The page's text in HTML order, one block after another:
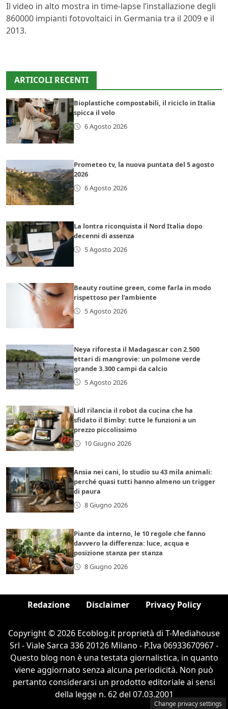
Il video in alto mostra in time-lapse l’installazione degli
860000 impianti fotovoltaici in Germania tra il 2009 e il
2013.
ARTICOLI RECENTI
Bioplastiche compostabili, il riciclo in Italia
spicca il volo
6 Agosto 2026
Prometeo tv, la nuova puntata del 5 agosto
2026
6 Agosto 2026
La lontra riconquista il Nord Italia dopo
decenni di assenza
5 Agosto 2026
Beauty routine green, come farla in modo
rispettoso per l’ambiente
5 Agosto 2026
Neya riforesta il Madagascar con 2.500
ettari di mangrovie: un polmone verde
grande 3.300 campi da calcio
5 Agosto 2026
Lidl rilancia il robot da cucina che ha
sfidato il Bimby: tutte le funzioni a un
prezzo piccolissimo
10 Giugno 2026
Ansia nei cani, lo studio su 43 mila animali:
perché quasi tutti hanno almeno un trigger
di paura
8 Giugno 2026
Piante da interno, le 10 regole che fanno
davvero la differenza: luce, acqua e
posizione stanza per stanza
8 Giugno 2026
Redazione Disclaimer Privacy Policy
Copyright © 2026 Ecoblog.it proprietà di T-Mediahouse
Srl - Viale Sarca 336 20126 Milano - P.Iva 06933670967 -
Questo blog non è una testata giornalistica, in quanto
viene aggiornato senza alcuna periodicità. Non può
pertanto considerarsi un prodotto editoriale ai sensi
della legge n. 62 del 07.03.2001
Change privacy settings